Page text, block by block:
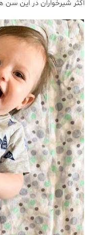
اکثر شیرخواران در این